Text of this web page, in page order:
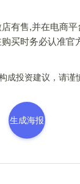
售,并在电商平
买时务必认准官
投资建议，请谨
生成海报